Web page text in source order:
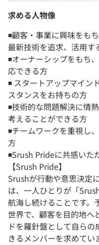
求める人物像
◾️顧客・事業に興味をも
最新技術を追求、活用す
◾️オーナーシップをもち
応できる方
◾️ スタートアップマイ
スタンスをお持ちの方
◾️技術的な問題解決に情
考えることができる方
◾️チームワークを重視し
方
◾️Srush Prideに共感いた
【Srush Pride】
Srushが行動や意思決定
は、一人ひとりが「
航海し続けることです。
世界で、顧客を目的地へ
ドを羅針盤として自ら
きるメンバーを求めてい